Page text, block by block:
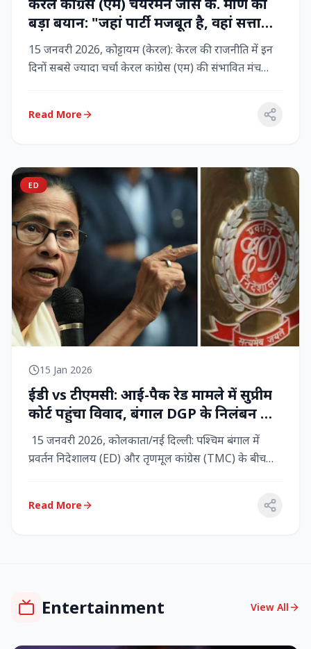
बड़ा बयान: "जहां पार्टी मजबूत है, वहां सत्ता
बनी रहेगी" – LDF के साथ बने रहने पर जोर
15 जनवरी 2026, कोट्टायम (केरल): केरल की राजनीति में इन
दिनों सबसे ज्यादा चर्चा केरल कांग्रेस (एम) की संभावित मंच
Read More
ED
15 Jan 2026
ईडी vs टीएमसी: आई-पैक रेड मामले में सुप्रीम
कोर्ट पहुंचा विवाद, बंगाल DGP के निलंबन की
मांग, कलकत्ता हाईकोर्ट में CBI छापेमारी
15 जनवरी 2026, कोलकाता/नई दिल्ली: पश्चिम बंगाल में
प्रवर्तन निदेशालय (ED) और तृणमूल कांग्रेस (TMC) के बीच
Read More
Entertainment View All